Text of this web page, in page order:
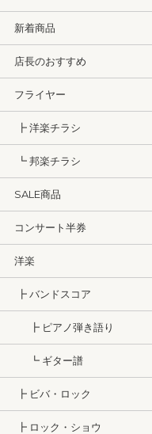
新着商品
店長のおすすめ
フライヤー
┣ 洋楽チラシ
┗ 邦楽チラシ
SALE商品
コンサート半券
洋楽
┣ バンドスコア
┣ ピアノ弾き語り
┗ ギター譜
┣ ビバ・ロック
┣ ロック・ショウ